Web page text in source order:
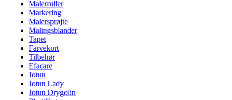
Malerruller
Markering
Malersprøjte
Malingsblander
Tapet
Farvekort
Tilbehør
Efacare
Jotun
Jotun Lady
Jotun Drygolin